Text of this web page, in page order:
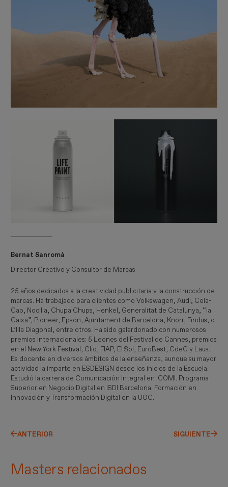
Bernat Sanromà
Director Creativo y Consultor de Marcas
25 años dedicados a la creatividad publicitaria y la construcción de
marcas. Ha trabajado para clientes como Volkswagen, Audi, Cola-
Cao, Nocilla, Chupa Chups, Henkel, Generalitat de Catalunya, “la
Caixa”, Pioneer, Epson, Ajuntament de Barcelona, Knorr, Findus, o
L’Illa Diagonal, entre otros. Ha sido galardonado con numerosos
premios internacionales: 5 Leones del Festival de Cannes, premios
en el New York Festival, Clio, FIAP, El Sol, EuroBest, CdeC y Laus.
Es docente en diversos ámbitos de la enseñanza, aunque su mayor
actividad la imparte en ESDESIGN desde los inicios de la Escuela.
Estudió la carrera de Comunicación Integral en ICOMI. Programa
Superior en Negocio Digital en ISDI Barcelona. Formación en
Innovación y Transformación Digital en la UOC.
ANTERIOR SIGUIENTE
Masters relacionados